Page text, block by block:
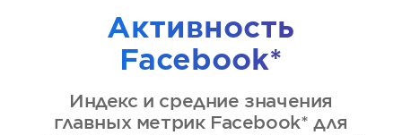
Активность
Facebook*
Индекс и средние значения
главных метрик Facebook* для